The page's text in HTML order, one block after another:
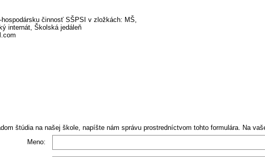
činnosť SŠPSI v zložkách: MŠ,
internát, Školská jedáleň
štúdia na našej škole, napíšte nám správu prostredníctvom tohto formulára. Na
Meno: